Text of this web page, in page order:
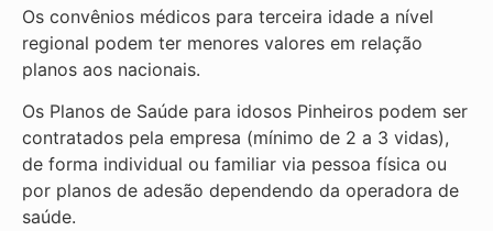
Os convênios médicos para terceira idade a nível
regional podem ter menores valores em relação
planos aos nacionais.
Os Planos de Saúde para idosos Pinheiros podem ser
contratados pela empresa (mínimo de 2 a 3 vidas),
de forma individual ou familiar via pessoa física ou
por planos de adesão dependendo da operadora de
saúde.